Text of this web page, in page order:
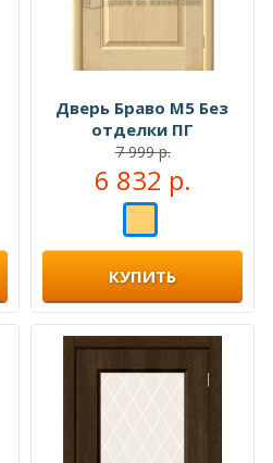
Дверь Браво М5 Без
отделки ПГ
7 999 р.
6 832 р.
КУПИТЬ